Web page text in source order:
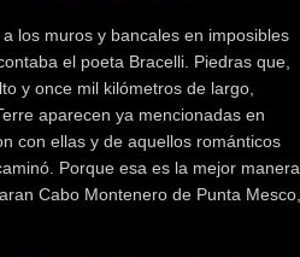
los muros y bancales en imposibles
el poeta Bracelli. Piedras que,
y once mil kilómetros de largo,
aparecen ya mencionadas en
con ellas y de aquellos románticos
Porque esa es la mejor manera
Cabo Montenero de Punta Mesco,